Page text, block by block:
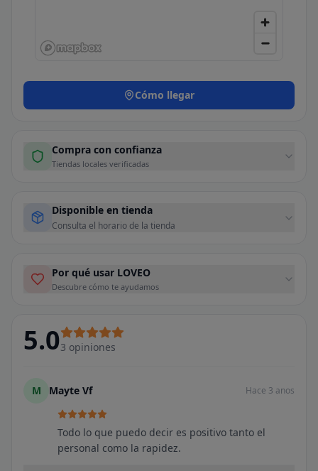
Cómo llegar
Compra con confianza
Tiendas locales verificadas
Disponible en tienda
Consulta el horario de la tienda
Por qué usar LOVEO
Descubre cómo te ayudamos
5.03 opiniones
M Mayte Vf Hace 3 anos
Todo lo que puedo decir es positivo tanto el
personal como la rapidez.